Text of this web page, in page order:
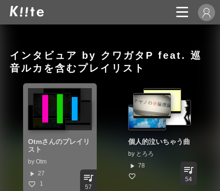
インタビュア by クワガタP feat. 巡
音ルカを含むプレイリスト
Otmさんのプレイリ
スト
by Otm
play_arrow 27
1
queue_music
57
個人的泣いちゃう曲
by とろろ
play_arrow 78 queue_music
54